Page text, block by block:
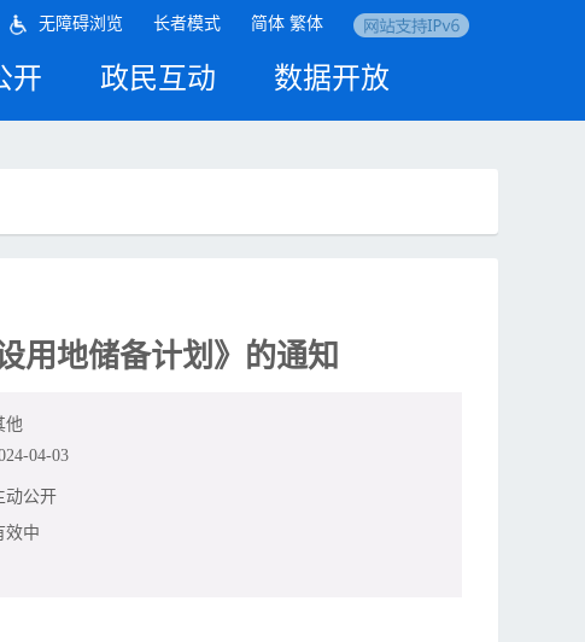
开 政民互动 数据开放
无障碍浏览 长者模式 简体 繁体
用地储备计划》的通知
他
04-03
动公开
效中